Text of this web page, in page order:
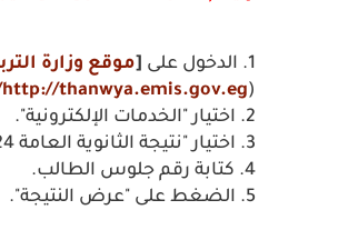
1. الدخول على [موقع وزارة
(
http://thanwya.emis.gov.eg/
2. اختيار "الخدمات الإلكترونية".
3. اختيار "نتيجة الثانوية العامة 2024".
4. كتابة رقم جلوس الطالب.
5. الضغط على "عرض النتيجة".